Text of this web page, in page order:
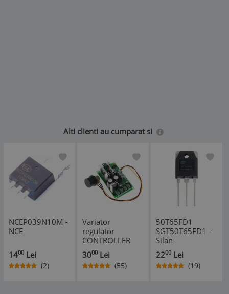
Alti clienti au cumparat si
NCEP039N10M -
NCE
1400 Lei
(2)
Variator
regulator
CONTROLLER
TURATIE motor
DC 12V 24V 60V
PWM curent
3000 Lei
(55)
50T65FD1
SGT50T65FD1 -
Silan
2200 Lei
(19)